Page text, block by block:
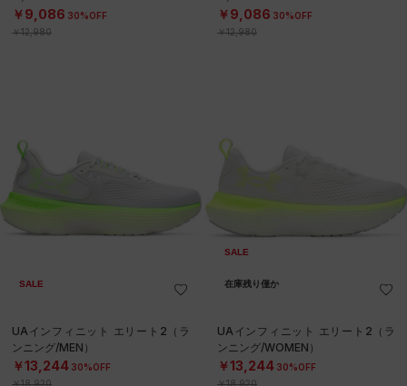
￥9,086 30%OFF
￥12,980
￥9,086 30%OFF
￥12,980
SALE
UAインフィニット エリート2（ラ
ンニング/MEN）
￥13,244 30%OFF
￥18,920
SALE
在庫残り僅か
UAインフィニット エリート2（ラ
ンニング/WOMEN）
￥13,244 30%OFF
￥18,920